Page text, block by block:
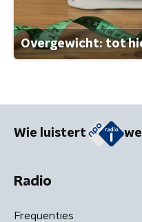
Overgewicht: tot
Wie luistert
Radio
Frequenties